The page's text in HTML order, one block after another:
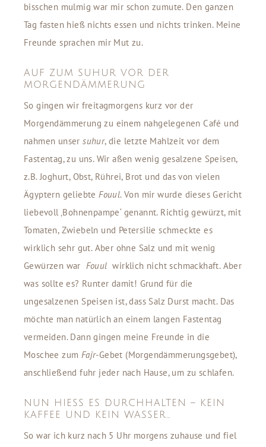
bisschen mulmig war mir schon zumute. Den ganzen
Tag fasten hieß nichts essen und nichts trinken. Meine
Freunde sprachen mir Mut zu.
AUF ZUM SUHUR VOR DER
MORGENDÄMMERUNG
So gingen wir freitagmorgens kurz vor der
Morgendämmerung zu einem nahgelegenen Café und
nahmen unsersuhur, die letzte Mahlzeit vor dem
Fastentag, zu uns. Wir aßen wenig gesalzene Speisen,
z.B. Joghurt, Obst, Rührei, Brot und das von vielen
Ägyptern geliebteFouul. Von mir wurde dieses Gericht
liebevoll ‚Bohnenpampe‘ genannt. Richtig gewürzt, mit
Tomaten, Zwiebeln und Petersilie schmeckte es
wirklich sehr gut. Aber ohne Salz und mit wenig
Gewürzen war Fouul wirklich nicht schmackhaft. Aber
was sollte es? Runter damit! Grund für die
ungesalzenen Speisen ist, dass Salz Durst macht. Das
möchte man natürlich an einem langen Fastentag
vermeiden. Dann gingen meine Freunde in die
Moschee zum Fajr-Gebet (Morgendämmerungsgebet),
anschließend fuhr jeder nach Hause, um zu schlafen.
NUN HIESS ES DURCHHALTEN – KEIN K
AFFEE UND KEIN WASSER…
So war ich kurz nach 5 Uhr morgens zuhause und fiel